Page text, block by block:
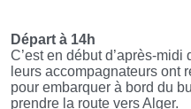
Départ à 14h
C’est en début d’après-
leurs accompagnateurs ont
pour embarquer à bord du
prendre la route vers Alger.